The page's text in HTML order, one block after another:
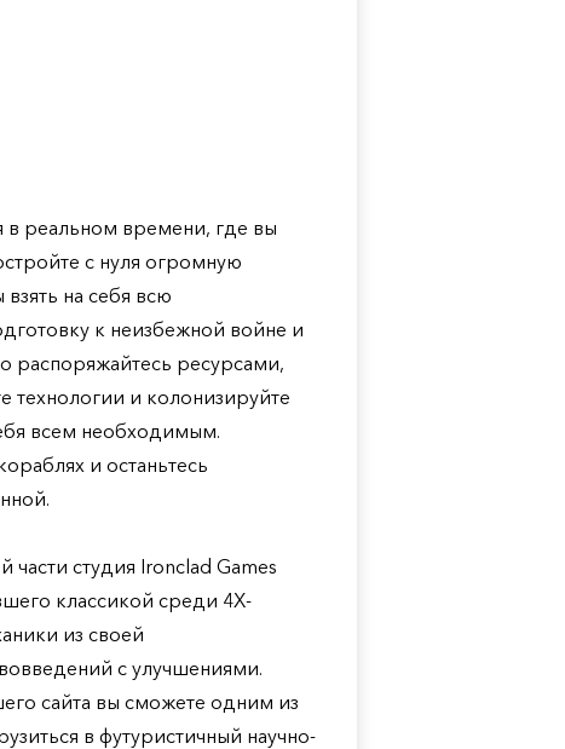
в реальном времени, где вы
с нуля огромную
на себя всю
к неизбежной войне и
распоряжайтесь ресурсами,
технологии и колонизируйте
всем необходимым.
и останьтесь
части студия Ironclad Games
классикой среди 4Х-
из своей
с улучшениями.
сайта вы сможете одним из
в футуристичный научно-